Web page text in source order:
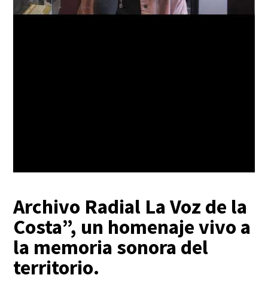
Archivo Radial La Voz de la
Costa”, un homenaje vivo a
la memoria sonora del
territorio.